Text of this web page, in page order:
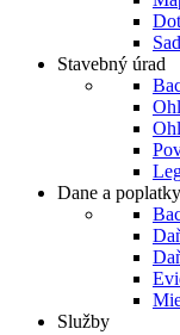
Stavebný úrad
Dane a poplatky
Služby